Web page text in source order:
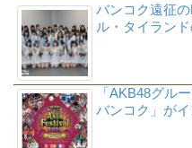
バンコク遠征
ル・タイラン
「AKB48グル
バンコク」が